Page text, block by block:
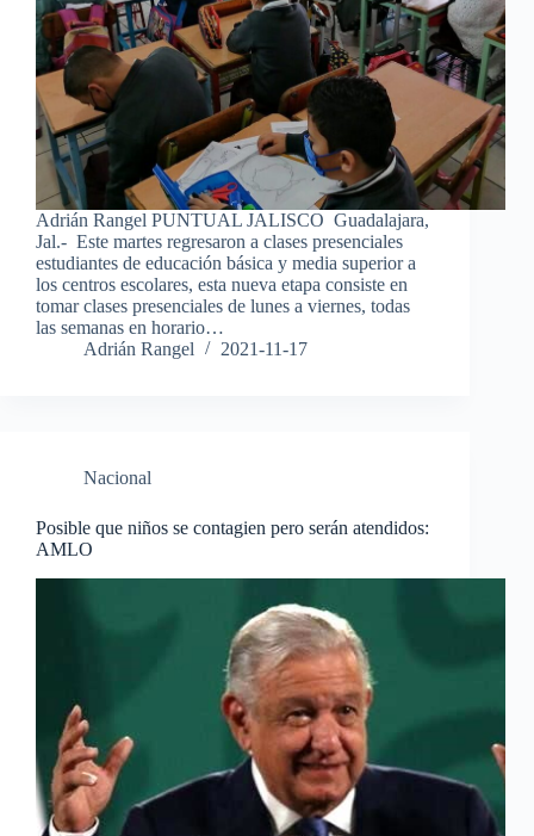
Adrián Rangel PUNTUAL JALISCO Guadalajara,
Jal.- Este martes regresaron a clases presenciales
estudiantes de educación básica y media superior a
los centros escolares, esta nueva etapa consiste en
tomar clases presenciales de lunes a viernes, todas
las semanas en horario…
Adrián Rangel
2021-11-17
Nacional
Posible que niños se contagien pero serán atendidos:
AMLO